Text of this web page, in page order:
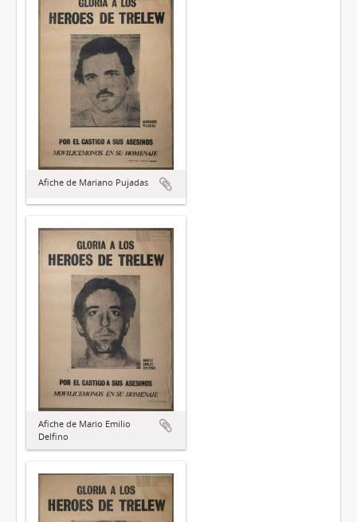
Afiche de Mariano Pujadas
Afiche de Mario Emilio
Delfino